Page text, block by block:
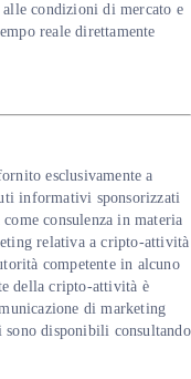
condizioni di mercato e
reale direttamente
esclusivamente a
informativi sponsorizzati
consulenza in materia
relativa a cripto-attività
competente in alcuno
della cripto-attività è
di marketing
disponibili consultando